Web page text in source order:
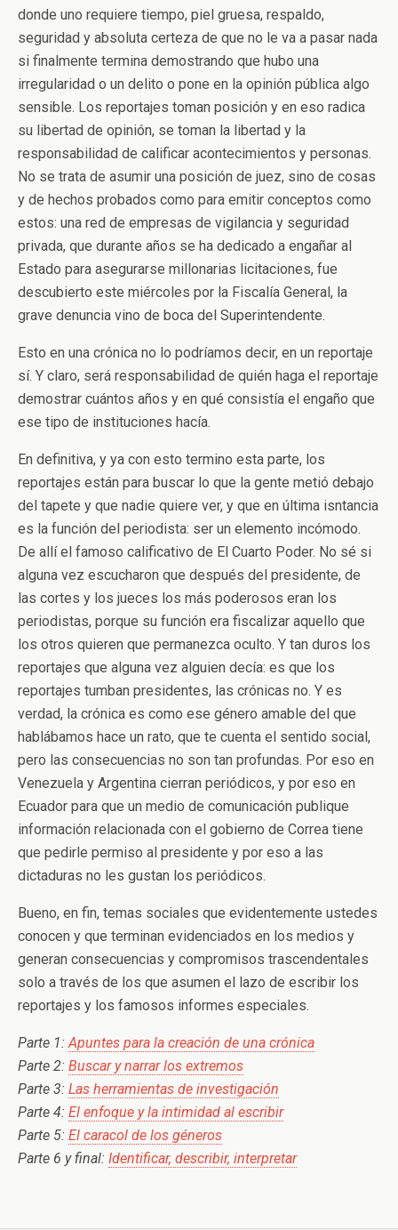
donde uno requiere tiempo, piel gruesa, respaldo,
seguridad y absoluta certeza de que no le va a pasar nada
si finalmente termina demostrando que hubo una
irregularidad o un delito o pone en la opinión pública algo
sensible. Los reportajes toman posición y en eso radica
su libertad de opinión, se toman la libertad y la
responsabilidad de calificar acontecimientos y personas.
No se trata de asumir una posición de juez, sino de cosas
y de hechos probados como para emitir conceptos como
estos: una red de empresas de vigilancia y seguridad
privada, que durante años se ha dedicado a engañar al
Estado para asegurarse millonarias licitaciones, fue
descubierto este miércoles por la Fiscalía General, la
grave denuncia vino de boca del Superintendente.
Esto en una crónica no lo podríamos decir, en un reportaje
sí. Y claro, será responsabilidad de quién haga el reportaje
demostrar cuántos años y en qué consistía el engaño que
ese tipo de instituciones hacía.
En definitiva, y ya con esto termino esta parte, los
reportajes están para buscar lo que la gente metió debajo
del tapete y que nadie quiere ver, y que en última isntancia
es la función del periodista: ser un elemento incómodo.
De allí el famoso calificativo de El Cuarto Poder. No sé si
alguna vez escucharon que después del presidente, de
las cortes y los jueces los más poderosos eran los
periodistas, porque su función era fiscalizar aquello que
los otros quieren que permanezca oculto. Y tan duros los
reportajes que alguna vez alguien decía: es que los
reportajes tumban presidentes, las crónicas no. Y es
verdad, la crónica es como ese género amable del que
hablábamos hace un rato, que te cuenta el sentido social,
pero las consecuencias no son tan profundas. Por eso en
Venezuela y Argentina cierran periódicos, y por eso en
Ecuador para que un medio de comunicación publique
información relacionada con el gobierno de Correa tiene
que pedirle permiso al presidente y por eso a las
dictaduras no les gustan los periódicos.
Bueno, en fin, temas sociales que evidentemente ustedes
conocen y que terminan evidenciados en los medios y
generan consecuencias y compromisos trascendentales
solo a través de los que asumen el lazo de escribir los
reportajes y los famosos informes especiales.
Parte 1: Apuntes para la creación de una crónica
Parte 2: Buscar y narrar los extremos
Parte 3: Las herramientas de investigación
Parte 4: El enfoque y la intimidad al escribir
Parte 5: El caracol de los géneros
Parte 6 y final: Identificar, describir, interpretar